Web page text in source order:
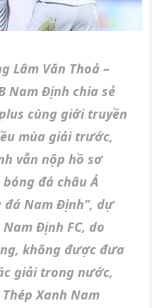
Lâm Văn Thoả –
Nam Định chia sẻ
cùng giới truyền
mùa giải trước,
vẫn nộp hồ sơ
đá châu Á
đá Nam Định”, dự
Định FC, do
không được đưa
giải trong nước,
Xanh Nam